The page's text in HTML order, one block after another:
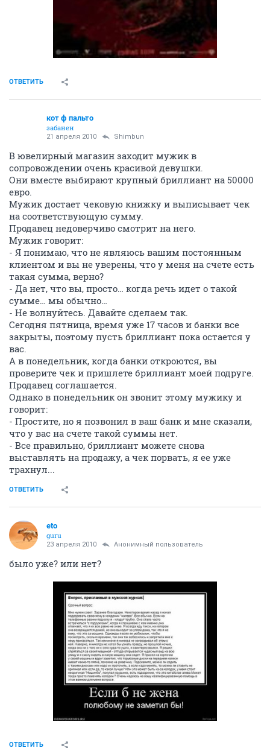
ОТВЕТИТЬ
кот ф пальто
забанен
21 апреля 2010 Shimbun
В ювелирный магазин заходит мужик в
сопровождении очень красивой девушки.
Они вместе выбирают крупный бриллиант на 50000
евро.
Мужик достает чековую книжку и выписывает чек
на соответствующую сумму.
Продавец недоверчиво смотрит на него.
Мужик говорит:
- Я понимаю, что не являюсь вашим постоянным
клиентом и вы не уверены, что у меня на счете есть
такая сумма, верно?
- Да нет, что вы, просто… когда речь идет о такой
сумме… мы обычно…
- Не волнуйтесь. Давайте сделаем так.
Сегодня пятница, время уже 17 часов и банки все
закрыты, поэтому пусть бриллиант пока остается у
вас.
А в понедельник, когда банки откроются, вы
проверите чек и пришлете бриллиант моей подруге.
Продавец соглашается.
Однако в понедельник он звонит этому мужику и
говорит:
- Простите, но я позвонил в ваш банк и мне сказали,
что у вас на счете такой суммы нет.
- Все правильно, бриллиант можете снова
выставлять на продажу, а чек порвать, я ее уже
трахнул...
ОТВЕТИТЬ
eto
guru
23 апреля 2010 Анонимный пользователь
было уже? или нет?
ОТВЕТИТЬ